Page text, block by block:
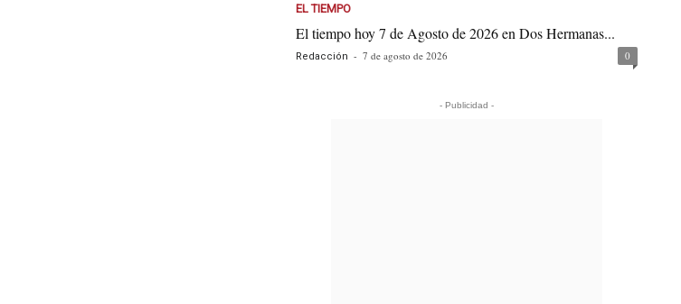
EL TIEMPO
El tiempo hoy 7 de Agosto de 2026 en Dos Hermanas...
Redacción - 7 de agosto de 2026 0
- Publicidad -